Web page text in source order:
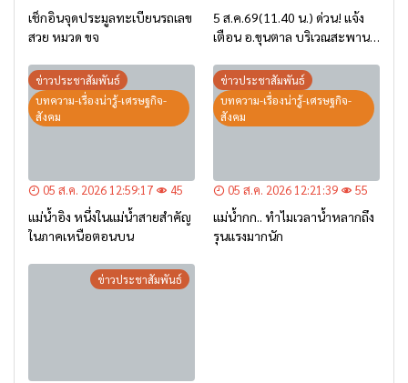
เช็กอินจุดประมูลทะเบียนรถเลข
สวย หมวด ขจ
5 ส.ค.69(11.40 น.) ด่วน! แจ้ง
เตือน อ.ขุนตาล บริเวณสะพาน
– เตรียมการอพยพ”
ข่าวประชาสัมพันธ์
บทความ-เรื่องน่ารู้-เศรษฐกิจ-
สังคม
05 ส.ค. 2026 12:59:17 45
แม่น้ำอิง หนึ่งในแม่น้ำสายสำคัญ
ในภาคเหนือตอนบน
ข่าวประชาสัมพันธ์
บทความ-เรื่องน่ารู้-เศรษฐกิจ-
สังคม
05 ส.ค. 2026 12:21:39 55
แม่น้ำกก.. ทำไมเวลาน้ำหลากถึง
รุนแรงมากนัก
ข่าวประชาสัมพันธ์